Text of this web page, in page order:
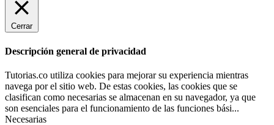
Cerrar
Descripción general de privacidad
Tutorias.co utiliza cookies para mejorar su experiencia mientras
navega por el sitio web. De estas cookies, las cookies que se
clasifican como necesarias se almacenan en su navegador, ya que
son esenciales para el funcionamiento de las funciones bási...
Necesarias